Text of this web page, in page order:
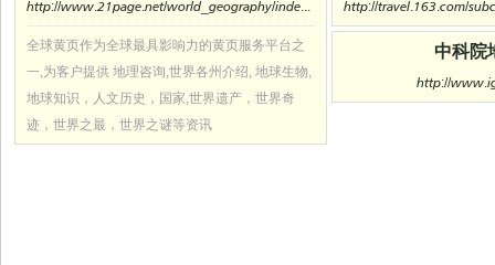
http://www.21page.net/world_geography/index.asp
全球黄页作为全球最具影响力的黄页服务平台之
一,为客户提供 地理咨询,世界各州介绍, 地球生物,
地球知识，人文历史，国家,世界遗产，世界奇
迹，世界之最，世界之谜等资讯
中科院
http://